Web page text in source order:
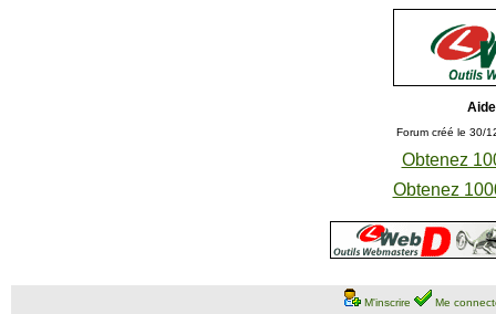
Forum créé le 30/
Obtenez
Obtenez
M'inscrire Me